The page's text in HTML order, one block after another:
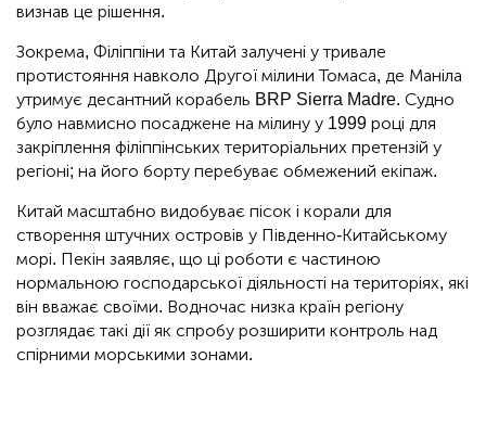
визнав це рішення.
Зокрема, Філіппіни та Китай залучені у тривале
протистояння навколо Другої мілини Томаса, де Маніла
утримує десантний корабель BRP Sierra Madre. Судно
було навмисно посаджене на мілину у 1999 році для
закріплення філіппінських територіальних претензій у
регіоні; на його борту перебуває обмежений екіпаж.
Китай масштабно видобуває пісок і корали для
створення штучних островів у Південно-Китайському
морі. Пекін заявляє, що ці роботи є частиною
нормальною господарської діяльності на територіях, які
він вважає своїми. Водночас низка країн регіону
розглядає такі дії як спробу розширити контроль над
спірними морськими зонами.